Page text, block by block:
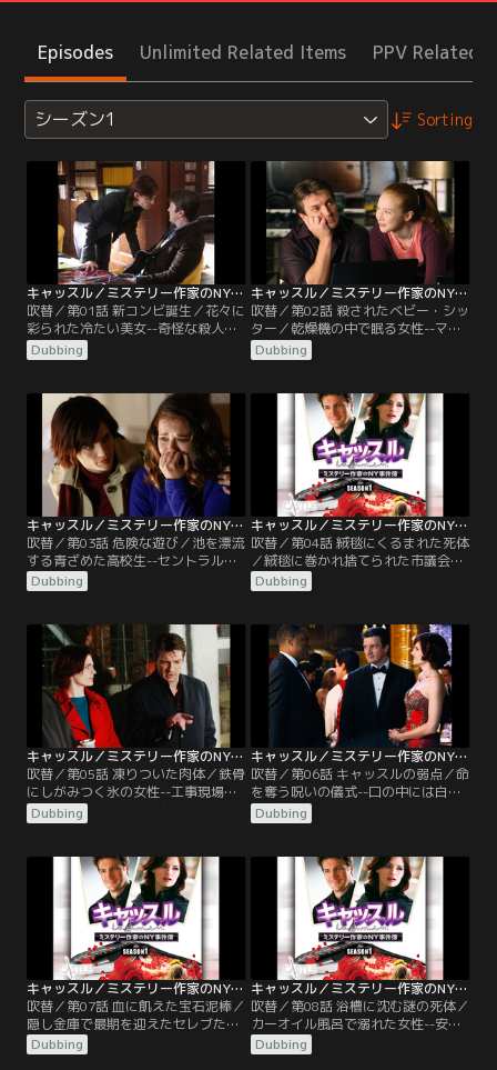
Episodes Unlimited Related Items PPV Related
シーズン1 Sorting
キャッスル／ミステリー作家のNY事件簿 シーズン1 第01話／吹替
吹替／第01話 新コンビ誕生／花々に
彩られた冷たい美女--奇怪な殺人事
件が起きた。NY市警の刑事ケイト・
ベケットは捜査を進めるうちに、ベ
ャッスルの著作を模した事件と見抜
く。折しも人気シリーズの執筆を終
了し、意気消沈気味のキャッスル
は、事件への興味に加え、美人でク
ールなベケットの訪問に心躍らさ
れ、捜査協力を快諾する。
Dubbing
キャッスル／ミステリー作家のNY事件簿 シーズン1 第02話／吹替
吹替／第02話 殺されたベビー・シッ
ター／乾燥機の中で眠る女性--マン
ション地下の洗濯室から女性の変死
体が見つかった。現場に向かうベケ
するキャッスル。“ベケットをモチ
ーフとした新作を執筆する”という
名目で、捜査に加わる許可を得てい
た。キャッスルの存在に苛立ちを隠
せないベケットだが、自ら指揮を執
り捜査を開始する。
Dubbing
キャッスル／ミステリー作家のNY事件簿 シーズン1 第03話／吹替
吹替／第03話 危険な遊び／池を漂流
する青ざめた高校生--セントラルパ
ークの小さな池に、10代男子の遺体
を乗せたボートが漂っていた。ベケ
ブな私立高校に通うダニーとわかっ
た。ベケットとキャッスルは学校を
訪れ、ダニーの親友だった5人組の
仲間を探し出す。彼らは、なにも知
らないとうそぶくが、キャッスルは
不自然なものを感じ…。
Dubbing
キャッスル／ミステリー作家のNY事件簿 シーズン1 第04話／吹替
吹替／第04話 絨毯にくるまれた死体
／絨毯に巻かれ捨てられた市議会議
員--NYの市議会議員ジェフリー・ホ
ーンが、死体となって発見された。
ベケットは怨恨による犯行を疑う。
ところが、人気シリーズ最終章の発
売日を迎えたキャッスルは、売れ行
きや書評が気になり、落ち着かな
い。ところが、そんな彼に突然真犯
人を見つける大ヒントが！
Dubbing
キャッスル／ミステリー作家のNY事件簿 シーズン1 第05話／吹替
吹替／第05話 凍りついた肉体／鉄骨
にしがみつく氷の女性--工事現場で
発見されたのは、5年前に失踪した
主婦だった。失踪の翌日に捜索願を
既に殺害されており、捜査は難航。
そんなある日、かつて夫婦が住んで
いたアパートに、不審な冷凍庫が配
送されたことを知る。事件の真相が
明らかになる中、キャッスルを信頼
して行くベケットは…。
Dubbing
キャッスル／ミステリー作家のNY事件簿 シーズン1 第06話／吹替
吹替／第06話 キャッスルの弱点／命
を奪う呪いの儀式--口の中には白い
包み物。包みの中には謎のシンボル
が描かれた銀のメダル。死体横には
で発見された被害者の状況を見るな
り、キャッスルはブードゥー教の儀
式に関わる殺人と断定した。犯人が
儀式を行った目的を探すため、ベケ
ットとともにブードゥー教に関わる
人々を徹底調査していく。
Dubbing
キャッスル／ミステリー作家のNY事件簿 シーズン1 第07話／吹替
吹替／第07話 血に飢えた宝石泥棒／
隠し金庫で最期を迎えたセレブたち-
-高級マンションばかりを狙った、残
虐な強盗殺人事件が立て続けに起き
Dubbing
キャッスル／ミステリー作家のNY事件簿 シーズン1 第08話／吹替
吹替／第08話 浴槽に沈む謎の死体／
カーオイル風呂で溺れた女性--安ホ
テルの一室で女性の溺死体が発見さ
れた。浴槽いっぱい張られたカーオ
Dubbing